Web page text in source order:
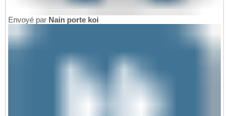
Envoyé par Nain porte koi